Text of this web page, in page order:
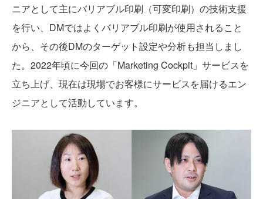
ニアとして主にバリアブル印刷（可変印刷）の技術支援
を行い、DMではよくバリアブル印刷が使用されること
から、その後DMのターゲット設定や分析も担当しまし
た。2022年頃に今回の「Marketing Cockpit」サービスを
立ち上げ、現在は現場でお客様にサービスを届けるエン
ジニアとして活動しています。